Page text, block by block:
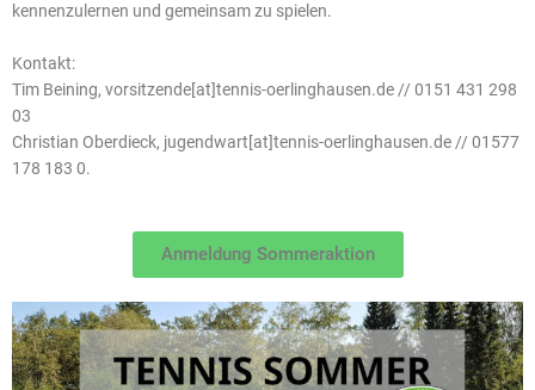
kennenzulernen und gemeinsam zu spielen.
Kontakt:
Tim Beining, vorsitzende[at]tennis-oerlinghausen.de // 0151 431 298
03
Christian Oberdieck, jugendwart[at]tennis-oerlinghausen.de // 01577
178 183 0.
Anmeldung Sommeraktion